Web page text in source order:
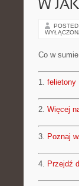
W
Co w
1. felietony
2. Więcej
3. Poznaj
4. Przejdź